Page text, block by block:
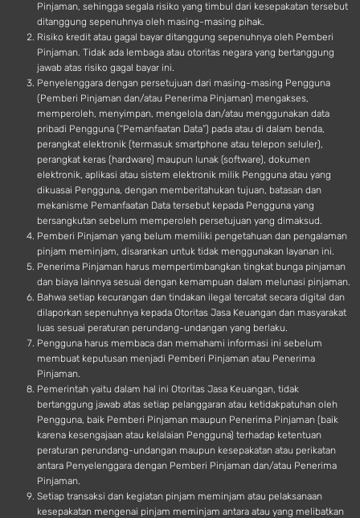
Pinjaman, sehingga segala risiko yang timbul dari kesepakatan tersebut
ditanggung sepenuhnya oleh masing-masing pihak.
Risiko kredit atau gagal bayar ditanggung sepenuhnya oleh Pemberi
Pinjaman. Tidak ada lembaga atau otoritas negara yang bertanggung
jawab atas risiko gagal bayar ini.
Penyelenggara dengan persetujuan dari masing-masing Pengguna
(Pemberi Pinjaman dan/atau Penerima Pinjaman) mengakses,
memperoleh, menyimpan, mengelola dan/atau menggunakan data
pribadi Pengguna (“Pemanfaatan Data”) pada atau di dalam benda,
perangkat elektronik (termasuk smartphone atau telepon seluler),
perangkat keras (hardware) maupun lunak (software), dokumen
elektronik, aplikasi atau sistem elektronik milik Pengguna atau yang
dikuasai Pengguna, dengan memberitahukan tujuan, batasan dan
mekanisme Pemanfaatan Data tersebut kepada Pengguna yang
bersangkutan sebelum memperoleh persetujuan yang dimaksud.
Pemberi Pinjaman yang belum memiliki pengetahuan dan pengalaman
pinjam meminjam, disarankan untuk tidak menggunakan layanan ini.
Penerima Pinjaman harus mempertimbangkan tingkat bunga pinjaman
dan biaya lainnya sesuai dengan kemampuan dalam melunasi pinjaman.
Bahwa setiap kecurangan dan tindakan ilegal tercatat secara digital dan
dilaporkan sepenuhnya kepada Otoritas Jasa Keuangan dan masyarakat
luas sesuai peraturan perundang-undangan yang berlaku.
Pengguna harus membaca dan memahami informasi ini sebelum
membuat keputusan menjadi Pemberi Pinjaman atau Penerima
Pinjaman.
Pemerintah yaitu dalam hal ini Otoritas Jasa Keuangan, tidak
bertanggung jawab atas setiap pelanggaran atau ketidakpatuhan oleh
Pengguna, baik Pemberi Pinjaman maupun Penerima Pinjaman (baik
karena kesengajaan atau kelalaian Pengguna) terhadap ketentuan
peraturan perundang-undangan maupun kesepakatan atau perikatan
antara Penyelenggara dengan Pemberi Pinjaman dan/atau Penerima
Pinjaman.
Setiap transaksi dan kegiatan pinjam meminjam atau pelaksanaan
kesepakatan mengenai pinjam meminjam antara atau yang melibatkan